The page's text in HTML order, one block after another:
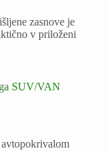
zasnove je
v priloženi
SUV/VAN